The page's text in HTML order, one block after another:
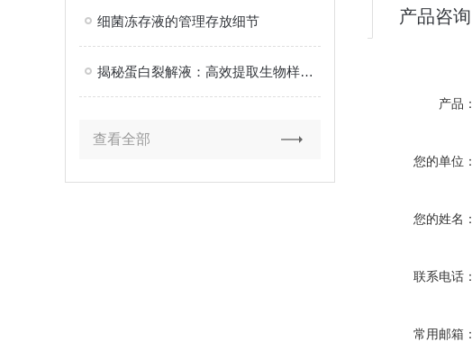
细菌冻存液的管理存放细节
揭秘蛋白裂解液：高效提取生物样本中目标蛋白的工具
查看全部
产品咨询
产品：
您的单位：
您的姓名：
联系电话：
常用邮箱：